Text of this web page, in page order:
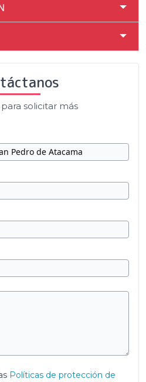
solicitar más
Políticas de protección de